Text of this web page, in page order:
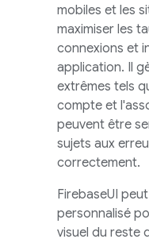
mobiles et les
maximiser les
connexions et
application. Il
extrêmes tels
compte et
peuvent être
sujets aux
correctement.
FirebaseUI
personnalisé
visuel du reste